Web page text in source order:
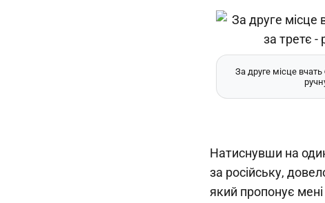
За друге місце
Натиснувши на
за російську,
який пропонує